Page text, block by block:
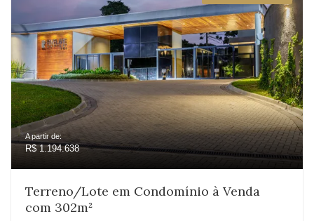
A partir de:
R$ 1.194.638
Terreno/Lote em Condomínio à Venda
com 302m²